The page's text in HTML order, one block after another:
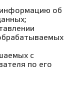
об
с
по его